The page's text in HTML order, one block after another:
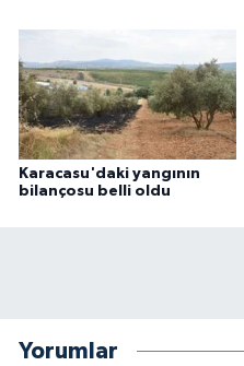
Karacasu'daki yangının
bilançosu belli oldu
Yorumlar